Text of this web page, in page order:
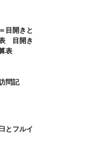
目開きと
目開き
表
問記
とフルイ